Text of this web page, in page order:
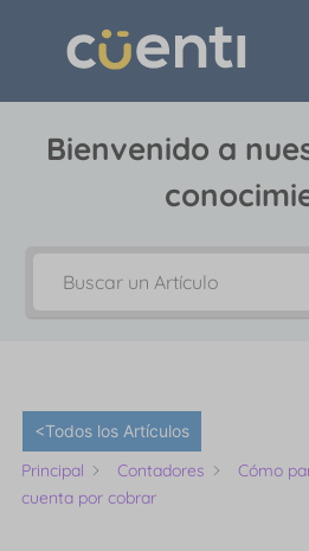
Bienvenido a
<Todos los Artículos
Principal Contadores
Cómo
cuenta por cobrar